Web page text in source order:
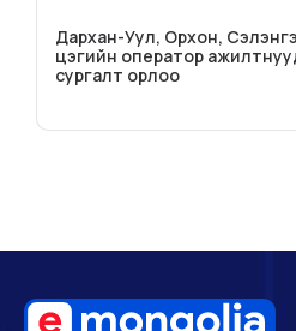
Дархан-Уул, Орхон,
цэгийн оператор
сургалт орлоо